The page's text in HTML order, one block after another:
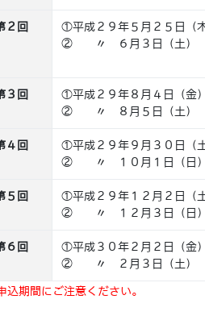
２回
①平成２９年５月２５日（木
② 〃 ６月３日（土）
３回
①平成２９年８月４日（金）
② 〃 ８月５日（土）
４回
①平成２９年９月３０日（土
② 〃 １０月１日（日）
５回
①平成２９年１２月２日（土
② 〃 １２月３日（日）
６回
①平成３０年２月２日（金）
② 〃 ２月３日（土）
込期間にご注意ください。